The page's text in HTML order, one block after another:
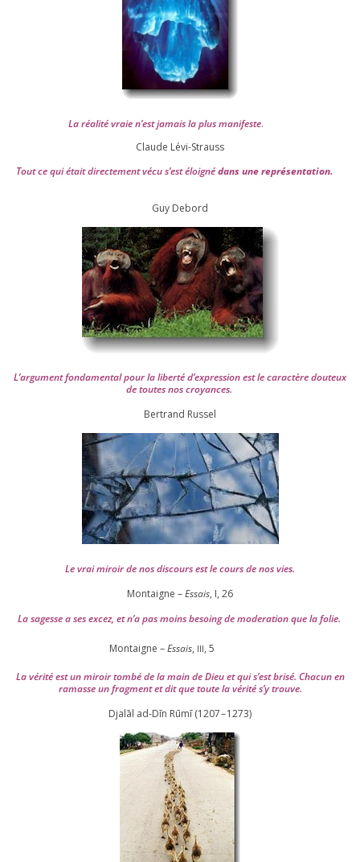
La réa­lité vraie n’est jamais la plus mani­feste.
Claude Lévi-Strauss
Tout ce qui était direc­te­ment vécu s’est éloi­gnédans une repré­sen­ta­tion.
Guy Debord
L’argument fon­da­men­tal pour la liber­té d’expression est le carac­tère dou­teux
de toutes nos croyances.
Ber­trand Russel
Le vrai miroir de nos dis­cours est le cours de nos vies.
Montaigne –Essais, I, 26
La sagesse a ses excez, et n’a pas moins besoing de mode­ra­tion que la folie.
Montaigne –Essais, III, 5
La véri­té est un miroir tom­bé de la main de Dieu et qui s’est bri­sé. Chacun en
ramasse un frag­ment et dit que toute la véri­té s’y trouve.
Djalāl ad-Dīn Rūmī (1207–1273)